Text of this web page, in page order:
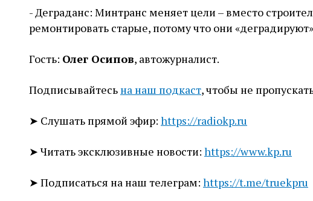
- Деграданс: Минтранс меняет цели – вместо
ремонтировать старые, потому что они
Гость: Олег Осипов, автожурналист.
Подписывайтесьна наш подкаст, чтобы не
➤ Слушать прямой эфир: https://radiokp.ru
➤ Читать эксклюзивные новости: https://www.kp.ru
➤ Подписаться на наш телеграм: https://t.me/truekpru